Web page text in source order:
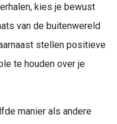
kies je bewust
van de buitenwereld
stellen positieve
te houden over je
manier als andere